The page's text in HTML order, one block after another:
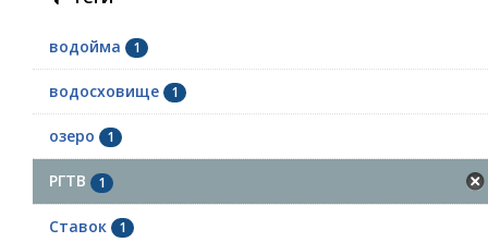
водойма 1
водосховище 1
озеро 1
РГТВ 1
Ставок 1